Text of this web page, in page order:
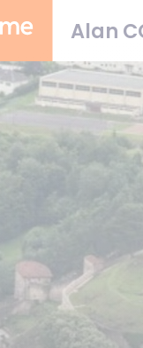
Alan